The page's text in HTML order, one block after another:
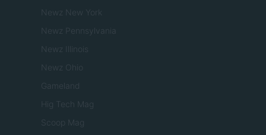
Newz New York
Newz Pennsylvania
Newz Illinois
Newz Ohio
Gameland
Hig Tech Mag
Scoop Mag